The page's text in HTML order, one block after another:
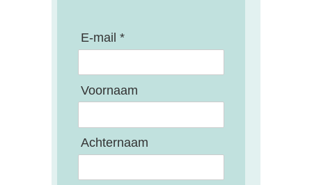
E-mail *
Voornaam
Achternaam